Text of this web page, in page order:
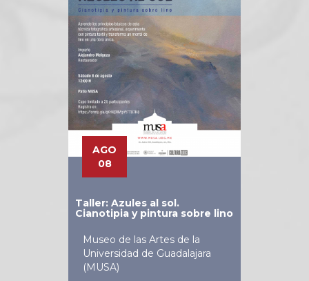
AGO
08
Taller: Azules al sol.
Cianotipia y pintura sobre lino
Museo de las Artes de la
Universidad de Guadalajara
(MUSA)